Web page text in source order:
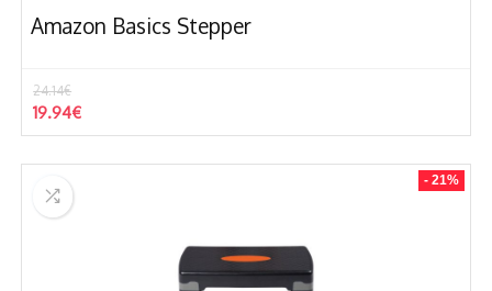
Amazon Basics Stepper
24.14€
El
precio
24.14€.
19.94€El
precio
- 21%